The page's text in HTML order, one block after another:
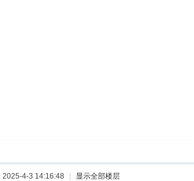
2025-4-3 14:16:48 显示全部楼层